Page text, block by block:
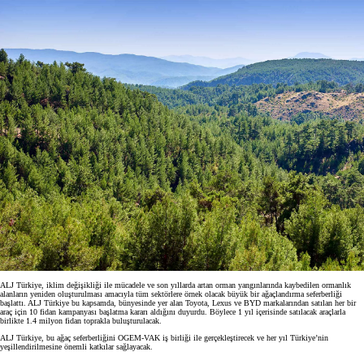
ALJ Türkiye, iklim değişikliği ile mücadele ve son yıllarda artan orman yangınlarında kaybedilen ormanlık
alanların yeniden oluşturulması amacıyla tüm sektörlere örnek olacak büyük bir ağaçlandırma seferberliği
başlattı. ALJ Türkiye bu kapsamda, bünyesinde yer alan Toyota, Lexus ve BYD markalarından satılan her bir
araç için 10 fidan kampanyası başlatma kararı aldığını duyurdu. Böylece 1 yıl içerisinde satılacak araçlarla
birlikte 1.4 milyon fidan toprakla buluşturulacak.
ALJ Türkiye, bu ağaç seferberliğini OGEM-VAK iş birliği ile gerçekleştirecek ve her yıl Türkiye’nin
yeşillendirilmesine önemli katkılar sağlayacak.